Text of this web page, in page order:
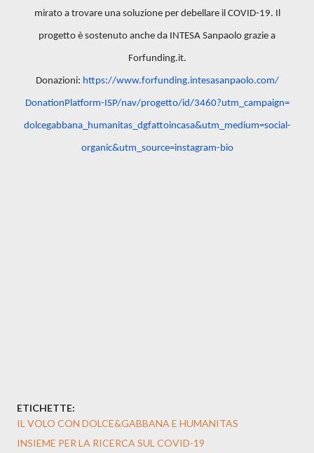
mirato a trovare una soluzione per debellare il COVID-19. Il
progetto è sostenuto anche da INTESA Sanpaolo grazie a
Forfunding.it.
Donazioni: https://www.forfunding.intesasanpaolo.com/
DonationPlatform-ISP/nav/progetto/id/3460?utm_campaign=
dolcegabbana_humanitas_ dgfattoincasa&utm_medium=social-
organic&utm_source=instagram-bio
ETICHETTE:
IL VOLO CON DOLCE&GABBANA E HUMANITAS
INSIEME PER LA RICERCA SUL COVID-19